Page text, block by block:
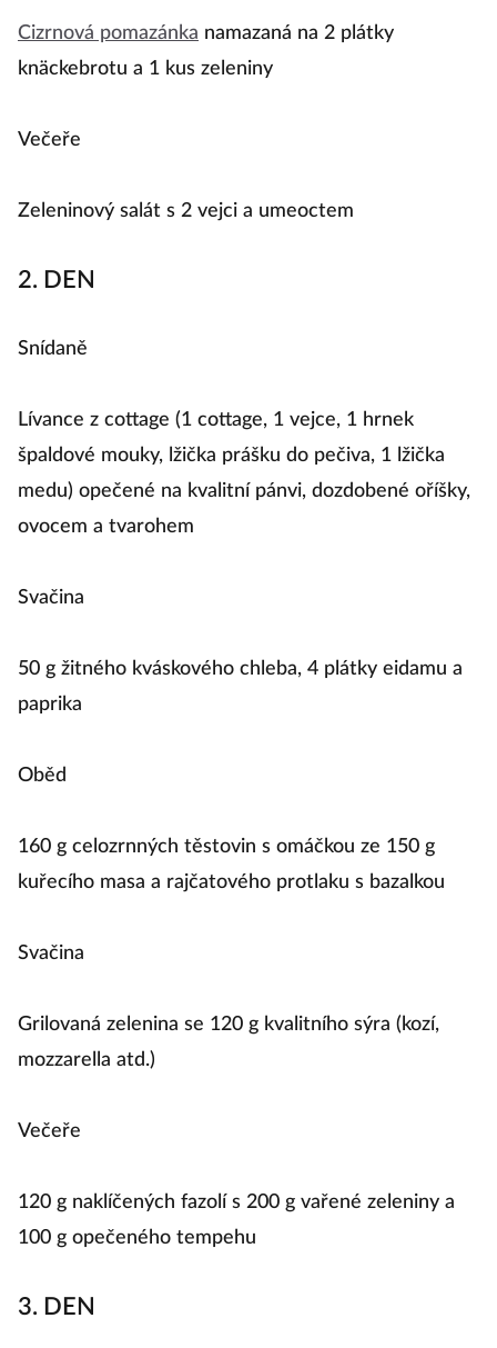
Cizrnová pomazánka namazaná na 2 plátky
knäckebrotu a 1 kus zeleniny
Večeře
Zeleninový salát s 2 vejci a umeoctem
2. DEN
Snídaně
Lívance z cottage (1 cottage, 1 vejce, 1 hrnek
špaldové mouky, lžička prášku do pečiva, 1 lžička
medu) opečené na kvalitní pánvi, dozdobené oříšky,
ovocem a tvarohem
Svačina
50 g žitného kváskového chleba, 4 plátky eidamu a
paprika
Oběd
160 g celozrnných těstovin s omáčkou ze 150 g
kuřecího masa a rajčatového protlaku s bazalkou
Svačina
Grilovaná zelenina se 120 g kvalitního sýra (kozí,
mozzarella atd.)
Večeře
120 g naklíčených fazolí s 200 g vařené zeleniny a
100 g opečeného tempehu
3. DEN